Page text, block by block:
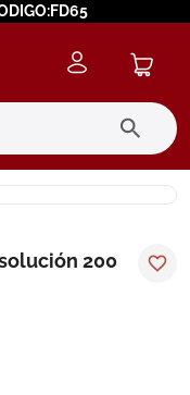
200